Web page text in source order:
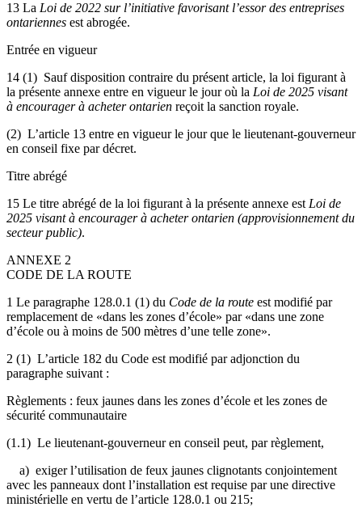
13 La Loi de 2022 sur l’initiative favorisant l’essor des entreprises
ontariennes est abrogée.
Entrée en vigueur
14 (1) Sauf disposition contraire du présent article, la loi figurant à
la présente annexe entre en vigueur le jour où la Loi de 2025 visant
à encourager à acheter ontarien reçoit la sanction royale.
(2) L’article 13 entre en vigueur le jour que le lieutenant-gouverneur
en conseil fixe par décret.
Titre abrégé
15 Le titre abrégé de la loi figurant à la présente annexe est Loi de
2025 visant à encourager à acheter ontarien (approvisionnement du
secteur public).
ANNEXE 2
CODE DE LA ROUTE
1 Le paragraphe 128.0.1 (1) du Code de la route est modifié par
remplacement de «dans les zones d’école» par «dans une zone
d’école ou à moins de 500 mètres d’une telle zone».
2 (1) L’article 182 du Code est modifié par adjonction du
paragraphe suivant :
Règlements : feux jaunes dans les zones d’école et les zones de
sécurité communautaire
(1.1) Le lieutenant-gouverneur en conseil peut, par règlement,
a) exiger l’utilisation de feux jaunes clignotants conjointement
avec les panneaux dont l’installation est requise par une directive
ministérielle en vertu de l’article 128.0.1 ou 215;